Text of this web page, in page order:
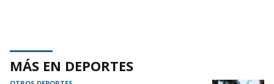
MÁS EN DEPORTES